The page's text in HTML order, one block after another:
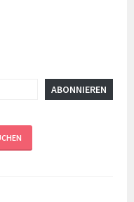
ABONNIEREN